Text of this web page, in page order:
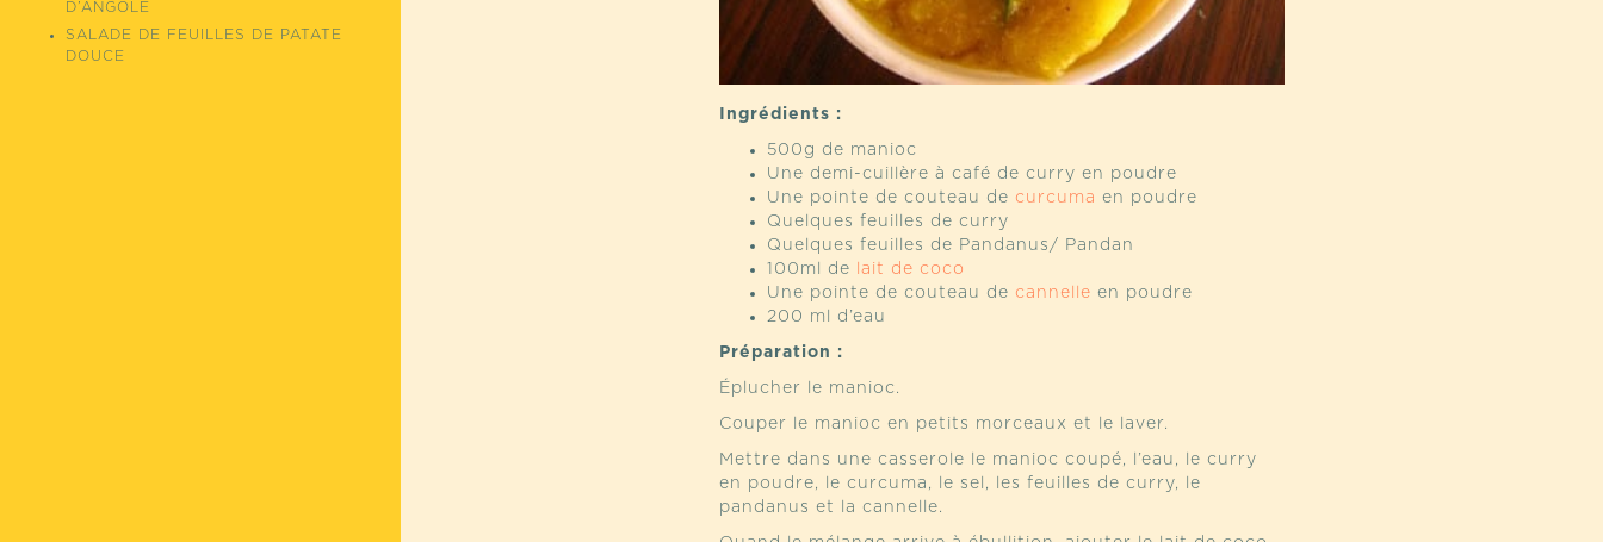
D’ANGOLE
SALADE DE FEUILLES DE PATATE
DOUCE
Ingrédients :
500g de manioc
Une demi-cuillère à café de curry en poudre
Une pointe de couteau de curcuma en poudre
Quelques feuilles de curry
Quelques feuilles de Pandanus/ Pandan
100ml de lait de coco
Une pointe de couteau de cannelle en poudre
200 ml d’eau
Préparation :
Éplucher le manioc.
Couper le manioc en petits morceaux et le laver.
Mettre dans une casserole le manioc coupé, l’eau, le curry
en poudre, le curcuma, le sel, les feuilles de curry, le
pandanus et la cannelle.